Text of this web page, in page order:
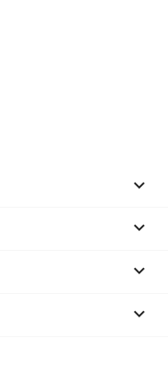


keyboard_arrow_down
